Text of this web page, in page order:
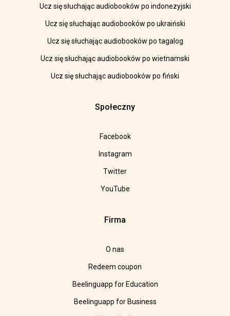
Ucz się słuchając audiobooków po indonezyjski
Ucz się słuchając audiobooków po ukraiński
Ucz się słuchając audiobooków po tagalog
Ucz się słuchając audiobooków po wietnamski
Ucz się słuchając audiobooków po fiński
Społeczny
Facebook
Instagram
Twitter
YouTube
Firma
O nas
Redeem coupon
Beelinguapp for Education
Beelinguapp for Business